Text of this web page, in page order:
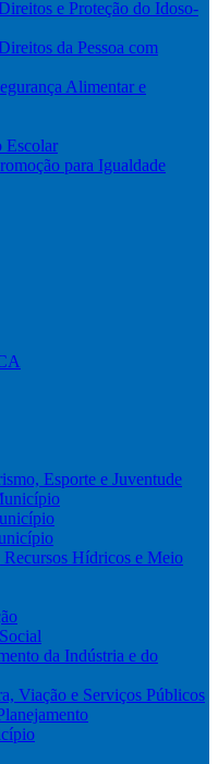
e Proteção do Idoso-
da Pessoa com
Alimentar e
Escolar
para Igualdade
Esporte e Juventude
Hídricos e Meio
da Indústria e do
Viação e Serviços Públicos